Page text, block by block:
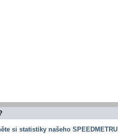
si statistiky našeho SPEEDMETRU